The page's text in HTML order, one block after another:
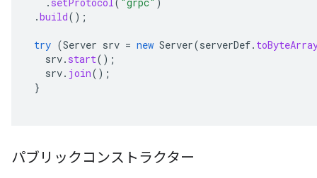
.build();
try (Server srv = new Server(serverDef.
srv. start();
srv. join();
}
パブリックコンストラクター